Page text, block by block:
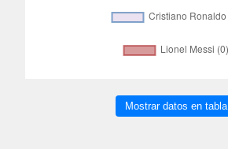
Mostrar datos en tabla